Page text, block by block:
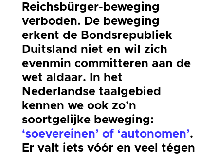
Reichsbürger-beweging
verboden. De beweging
erkent de Bondsrepubliek
Duitsland niet en wil zich
evenmin committeren aan de
wet aldaar. In het
Nederlandse taalgebied
kennen we ook zo’n
soortgelijke beweging:
‘soevereinen’ of ‘autonomen’.
Er valt iets vóór en veel tégen